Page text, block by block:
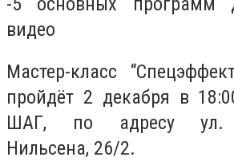
видео
Мастер-класс
пройдёт 2 декабря в
ШАГ, по адресу ул.
Нильсена, 26/2.